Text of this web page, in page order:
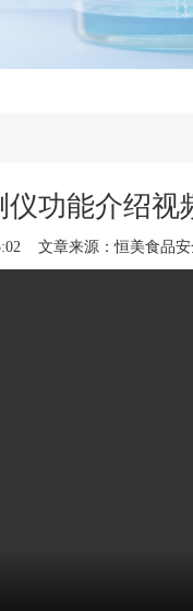
功能介绍视
文章来源：恒美食品